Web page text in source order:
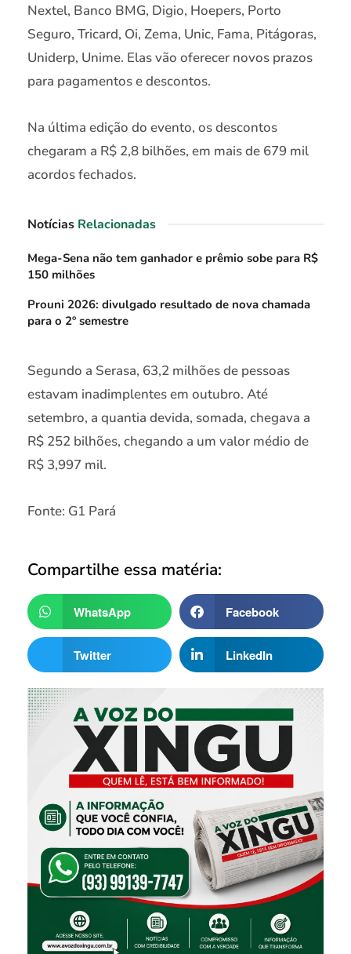
Nextel, Banco BMG, Digio, Hoepers, Porto
Seguro, Tricard, Oi, Zema, Unic, Fama, Pitágoras,
Uniderp, Unime. Elas vão oferecer novos prazos
para pagamentos e descontos.
Na última edição do evento, os descontos
chegaram a R$ 2,8 bilhões, em mais de 679 mil
acordos fechados.
Notícias Relacionadas
Mega-Sena não tem ganhador e prêmio sobe para R$
150 milhões
Prouni 2026: divulgado resultado de nova chamada
para o 2º semestre
Segundo a Serasa, 63,2 milhões de pessoas
estavam inadimplentes em outubro. Até
setembro, a quantia devida, somada, chegava a
R$ 252 bilhões, chegando a um valor médio de
R$ 3,997 mil.
Fonte: G1 Pará
Compartilhe essa matéria:
WhatsApp Facebook
Twitter LinkedIn